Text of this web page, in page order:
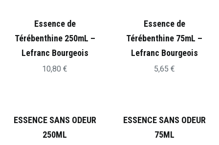
Essence de
Térébenthine 250mL –
Lefranc Bourgeois
10,80 €
Essence de
Térébenthine 75mL –
Lefranc Bourgeois
5,65 €
ESSENCE SANS ODEUR
250ML
ESSENCE SANS ODEUR
75ML